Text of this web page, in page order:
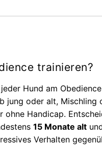
trainieren?
Hund am Obedience
jung oder alt, Mischling
ohne Handicap.
15 Monate alt
Verhalten